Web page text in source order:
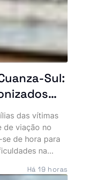
ou de um
Sul:
e
ajuda da
das vítimas
de viação no
de hora para
na
da Comissão
Há 19 horas